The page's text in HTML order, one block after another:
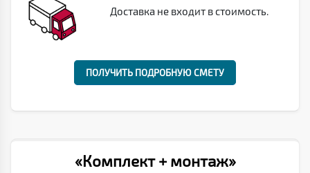
Доставка не входит в стоимость.
ПОЛУЧИТЬ ПОДРОБНУЮ СМЕТУ
«Комплект + монтаж»